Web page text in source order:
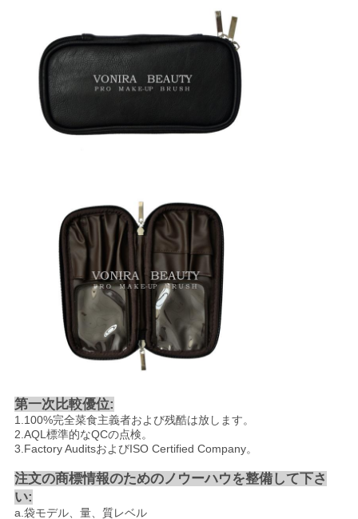
第一次比較優位:
1.100%完全菜食主義者および残酷は放します。
2.AQL標準的なQCの点検。
3.Factory AuditsおよびISO Certified Company。
注文の商標情報のためのノウーハウを整備して下さ
い:
a.袋モデル、量、質レベル